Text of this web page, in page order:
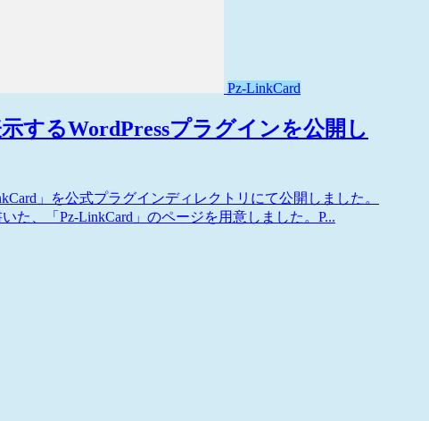
Pz-LinkCard
するWordPressプラグインを公開し
」を公式プラグインディレクトリにて公開しました。
た、「Pz-LinkCard」のページを用意しました。P...